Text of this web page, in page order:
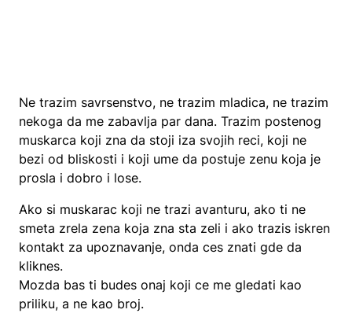
Ne trazim savrsenstvo, ne trazim mladica, ne trazim
nekoga da me zabavlja par dana. Trazim postenog
muskarca koji zna da stoji iza svojih reci, koji ne
bezi od bliskosti i koji ume da postuje zenu koja je
prosla i dobro i lose.
Ako si muskarac koji ne trazi avanturu, ako ti ne
smeta zrela zena koja zna sta zeli i ako trazis iskren
kontakt za upoznavanje, onda ces znati gde da
kliknes.
Mozda bas ti budes onaj koji ce me gledati kao
priliku, a ne kao broj.